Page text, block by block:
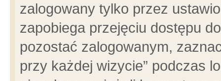
zalogowany tylko przez
zapobiega przejęciu dostępu
pozostać zalogowanym,
przy każdej wizycie” podczas